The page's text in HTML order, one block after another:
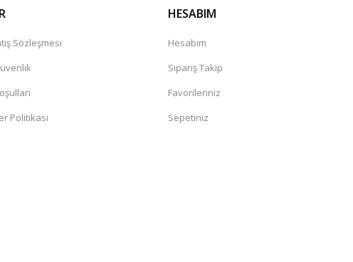
Sözleşmesi
Politikası
HESABIM
Hesabım
Sipariş Takip
Favorileriniz
Sepetiniz